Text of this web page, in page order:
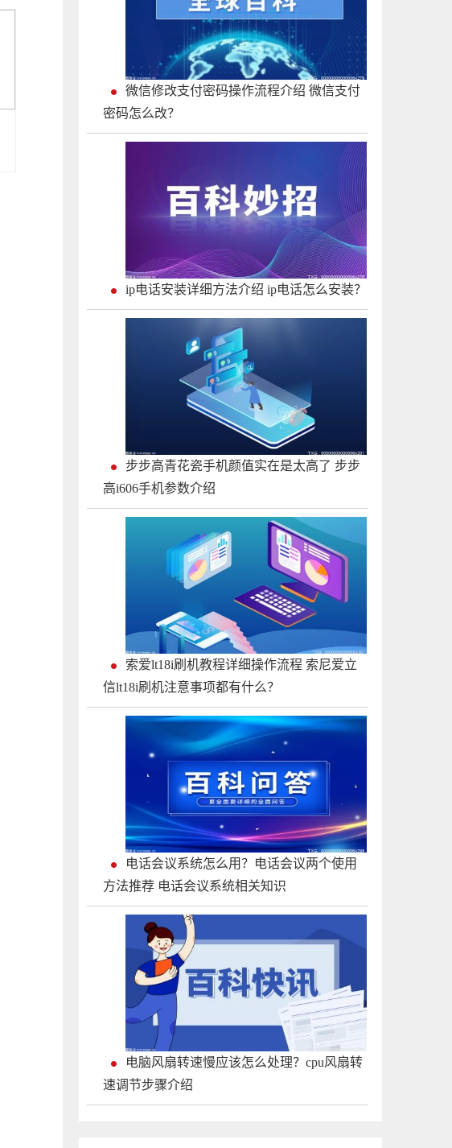
微信修改支付密码操作流程介绍 微信支付
密码怎么改？
ip电话安装详细方法介绍 ip电话怎么安装？
步步高青花瓷手机颜值实在是太高了 步步
高i606手机参数介绍
索爱lt18i刷机教程详细操作流程 索尼爱立
信lt18i刷机注意事项都有什么？
电话会议系统怎么用？电话会议两个使用
方法推荐 电话会议系统相关知识
电脑风扇转速慢应该怎么处理？cpu风扇转
速调节步骤介绍